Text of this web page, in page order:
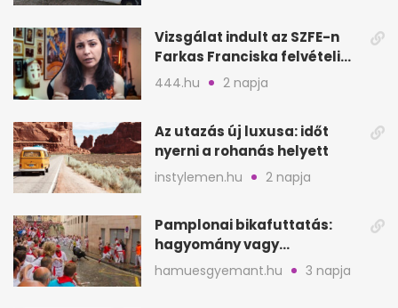
Vizsgálat indult az SZFE-n
Farkas Franciska felvételi
videója után
444.hu 2 napja
Az utazás új luxusa: időt
nyerni a rohanás helyett
instylemen.hu 2 napja
Pamplonai bikafuttatás:
hagyomány vagy
értelmetlen vérontás?
hamuesgyemant.hu 3 napja